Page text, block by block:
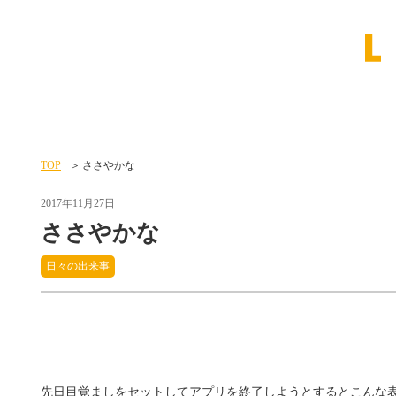
TOP ささやかな
2017年11月27日
ささやかな
日々の出来事
先日目覚ましをセットしてアプリを終了しようとするとこんな